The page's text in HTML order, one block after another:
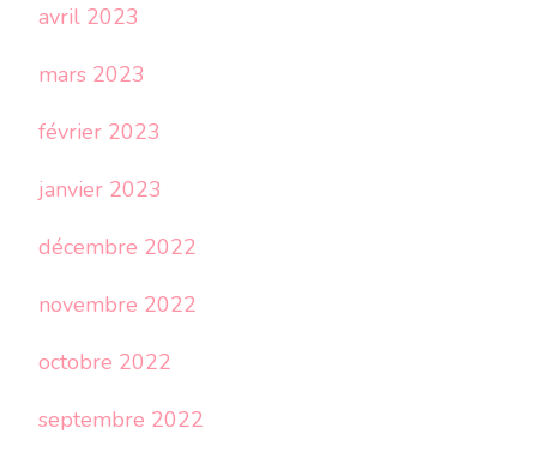
avril 2023
mars 2023
février 2023
janvier 2023
décembre 2022
novembre 2022
octobre 2022
septembre 2022